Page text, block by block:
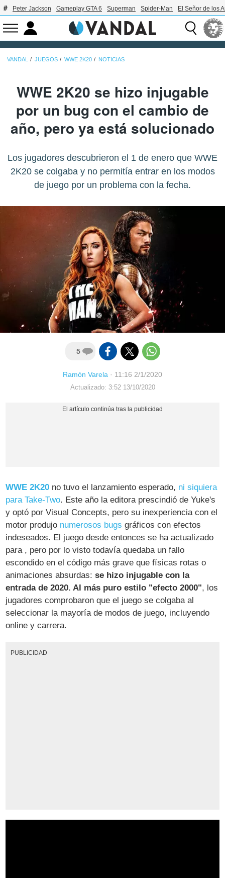
Peter Jackson Gameplay GTA 6 Superman Spider-Man El Señor de los
VANDAL JUEGOS WWE 2K20 NOTICIAS
WWE 2K20 se hizo injugable
por un bug con el cambio de
año, pero ya está solucionado
Los jugadores descubrieron el 1 de enero que WWE
2K20 se colgaba y no permitía entrar en los modos
de juego por un problema con la fecha.
5
Ramón Varela · 11:16 2/1/2020
Actualizado: 3:52 13/10/2020
WWE 2K20 no tuvo el lanzamiento esperado, ni siquiera
para Take-Two. Este año la editora prescindió de Yuke's
y optó por Visual Concepts, pero su inexperiencia con el
motor produjo numerosos bugs gráficos con efectos
indeseados. El juego desde entonces se ha actualizado
para , pero por lo visto todavía quedaba un fallo
escondido en el código más grave que físicas rotas o
animaciones absurdas:se hizo injugable con la
entrada de 2020. Al más puro estilo "efecto 2000", los
jugadores comprobaron que el juego se colgaba al
seleccionar la mayoría de modos de juego, incluyendo
online y carrera.
PUBLICIDAD